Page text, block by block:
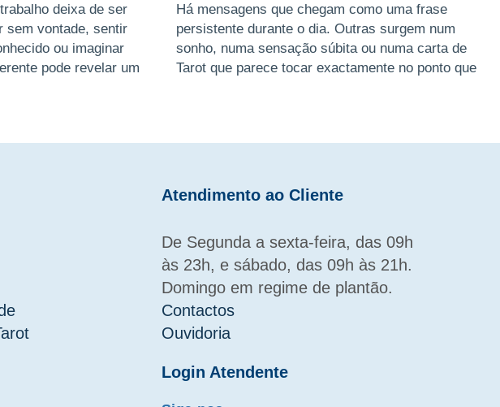
deixa de ser
sem vontade, sentir
ou imaginar
pode revelar um
Há mensagens que chegam como uma frase
persistente durante o dia. Outras surgem num
sonho, numa sensação súbita ou numa carta de
Tarot que parece tocar exactamente no ponto que
Atendimento ao Cliente
De Segunda a sexta-feira, das 09h
às 23h, e sábado, das 09h às 21h.
Domingo em regime de plantão.
Contactos
Ouvidoria
Login Atendente